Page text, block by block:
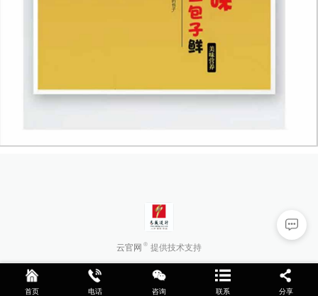
首页 电话 咨询 联系 分享
云官网 提供技术支持